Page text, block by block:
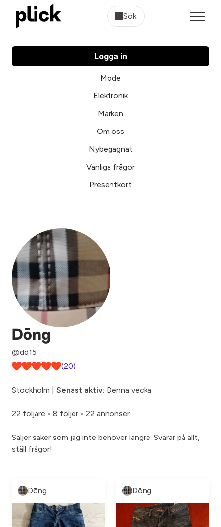
Sök
Logga in
Mode
Elektronik
Märken
Om oss
Nybegagnat
Vanliga frågor
Presentkort
Dōng
@dd15
(20)
Stockholm | Senast aktiv: Denna vecka
22 följare • 8 följer • 22 annonser
Säljer saker som jag inte behöver längre. Svarar på allt,
ställ frågor!
Dōng Dōng